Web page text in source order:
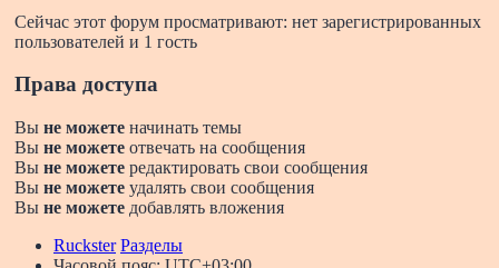
Сейчас этот форум просматривают: нет зарегистрированных
пользователей и 1 гость
Права доступа
Вы не можете начинать темы
Вы не можете отвечать на сообщения
Вы не можете редактировать свои сообщения
Вы не можете удалять свои сообщения
Вы не можете добавлять вложения
Ruckster Разделы